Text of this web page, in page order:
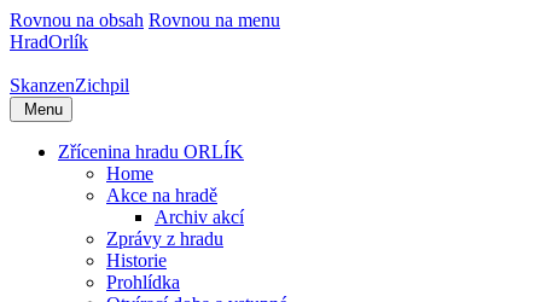
Rovnou na obsah Rovnou na menu
HradOrlík
SkanzenZichpil
Menu
Zřícenina hradu ORLÍK
Home
Akce na hradě
Archiv akcí
Zprávy z hradu
Historie
Prohlídka